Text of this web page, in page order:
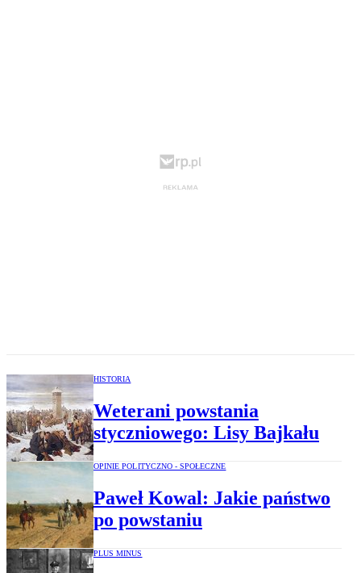
HISTORIA
Weterani powstania
styczniowego: Lisy Bajkału
OPINIE POLITYCZNO - SPOŁECZNE
Paweł Kowal: Jakie państwo
po powstaniu
PLUS MINUS